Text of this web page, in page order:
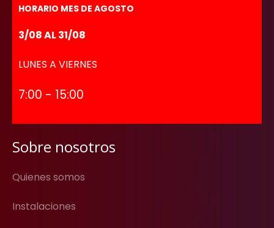
HORARIO MES DE AGOSTO
3/08 AL 31/08
LUNES A VIERNES
7:00 - 15:00
Sobre nosotros
Quienes somos
Instalaciones